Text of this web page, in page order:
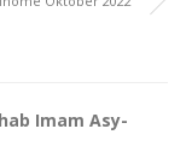
Imam Asy-